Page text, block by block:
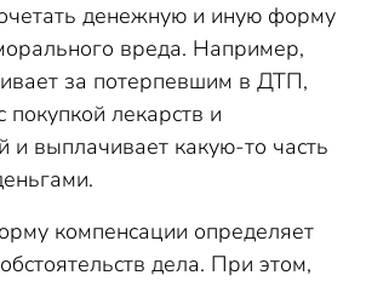
денежную и иную форму
вреда. Например,
за потерпевшим в ДТП,
покупкой лекарств и
и выплачивает какую-то часть
компенсации определяет
дела. При этом,